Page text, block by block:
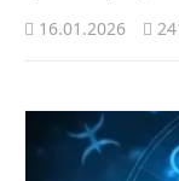
16.01.2026